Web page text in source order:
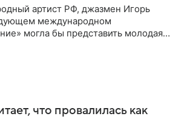
артист РФ, джазмен Игорь
международном
могла бы представить молодая
что провалилась как